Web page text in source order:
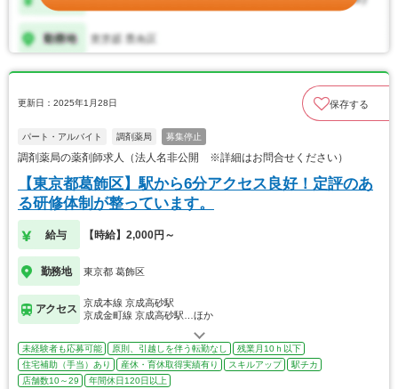
更新日：2025年1月28日 保存する
パート・アルバイト 調剤薬局 募集停止
調剤薬局の薬剤師求人（法人名非公開 ※詳細はお問合せください）
【東京都葛飾区】駅から6分アクセス良好！定評のあ
る研修体制が整っています。
給与 【時給】2,000円～
勤務地 東京都 葛飾区
アクセス
京成本線 京成高砂駅
京成金町線 京成高砂駅…ほか
未経験者も応募可能 原則、引越しを伴う転勤なし
残業月10ｈ以下
住宅補助（手当）あり
産休・育休取得実績有り スキルアップ
駅チカ
店舗数10～29
年間休日120日以上